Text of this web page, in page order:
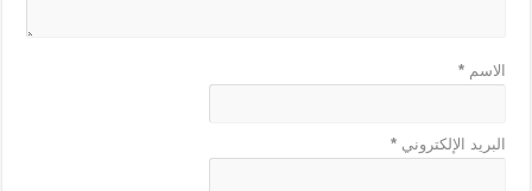
الاسم*
البريد الإلكتروني*